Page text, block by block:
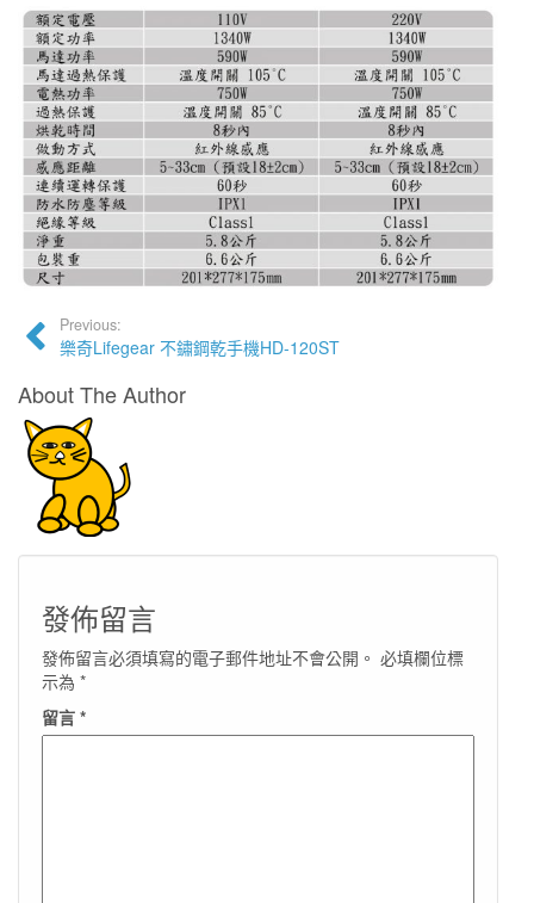
Previous:
樂奇Lifegear 不鏽鋼乾手機HD-120ST
About The Author
發佈留言
發佈留言必須填寫的電子郵件地址不會公開。 必填欄位標
示為 *
留言 *